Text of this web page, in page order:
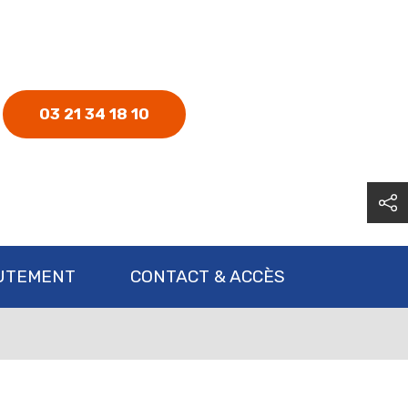
03 21 34 18 10
CONTACT & ACCÈS